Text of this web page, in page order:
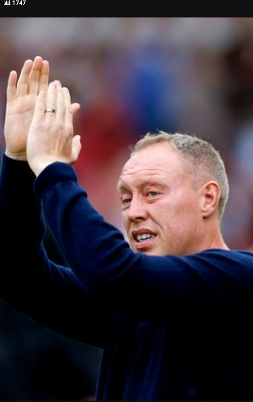
1747